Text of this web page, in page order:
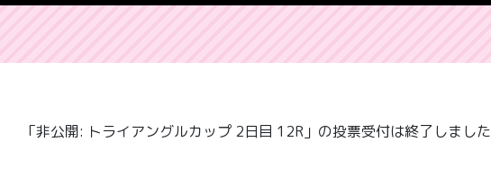
「非公開: トライアングルカップ 2日目 12R」の投票受付は終了しました